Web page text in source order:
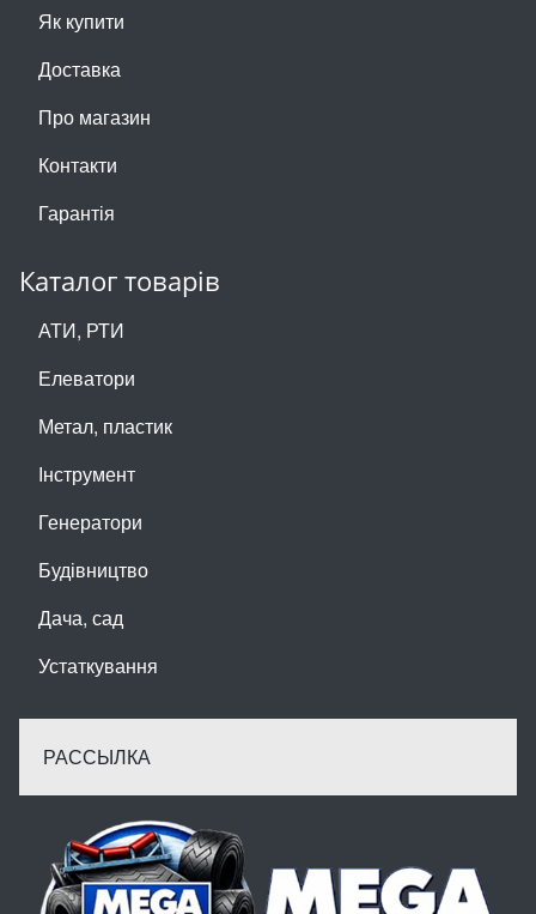
Як купити
Доставка
Про магазин
Контакти
Гарантія
Каталог товарів
АТИ, РТИ
Елеватори
Метал, пластик
Інструмент
Генератори
Будівництво
Дача, сад
Устаткування
РАССЫЛКА